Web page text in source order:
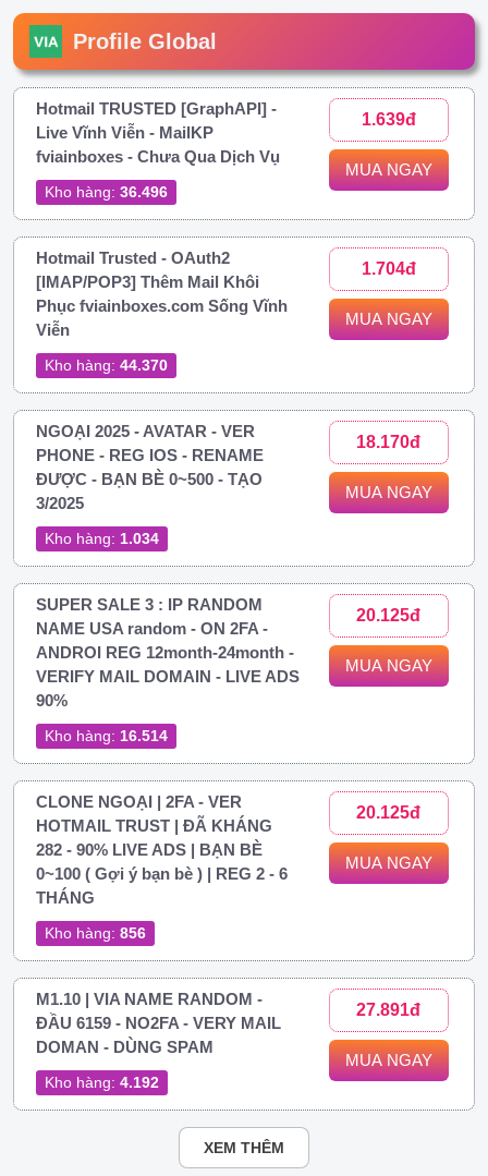
Profile Global
Hotmail TRUSTED [GraphAPI] -
Live Vĩnh Viễn - MailKP
fviainboxes - Chưa Qua Dịch Vụ
Kho hàng: 36.496
1.639đ
MUA NGAY
Hotmail Trusted - OAuth2
[IMAP/POP3] Thêm Mail Khôi
Phục fviainboxes.com Sống Vĩnh
Viễn
Kho hàng: 44.370
1.704đ
MUA NGAY
NGOẠI 2025 - AVATAR - VER
PHONE - REG IOS - RENAME
ĐƯỢC - BẠN BÈ 0~500 - TẠO
3/2025
Kho hàng: 1.034
18.170đ
MUA NGAY
SUPER SALE 3 : IP RANDOM
NAME USA random - ON 2FA -
ANDROI REG 12month-24month -
VERIFY MAIL DOMAIN - LIVE ADS
90%
Kho hàng: 16.514
20.125đ
MUA NGAY
CLONE NGOẠI | 2FA - VER
HOTMAIL TRUST | ĐÃ KHÁNG
282 - 90% LIVE ADS | BẠN BÈ
0~100 ( Gợi ý bạn bè ) | REG 2 - 6
THÁNG
Kho hàng: 856
20.125đ
MUA NGAY
M1.10 | VIA NAME RANDOM -
ĐẦU 6159 - NO2FA - VERY MAIL
DOMAN - DÙNG SPAM
Kho hàng: 4.192
27.891đ
MUA NGAY
XEM THÊM